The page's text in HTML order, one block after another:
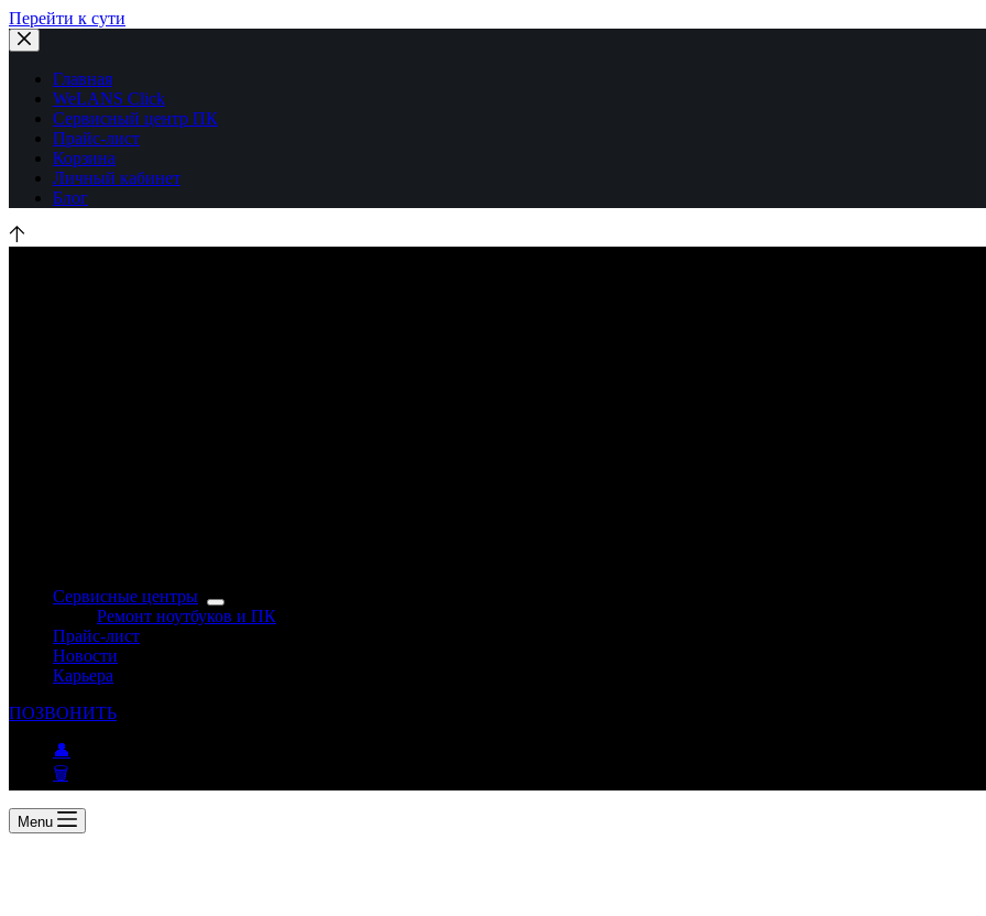
Перейти к сути
Главная
WeLANS Click
Сервисный центр ПК
Прайс-лист
Корзина
Личный кабинет
Блог
Сервисные центры
Ремонт ноутбуков и ПК
Прайс-лист
Новости
Карьера
ПОЗВОНИТЬ
👤
🗑
Menu